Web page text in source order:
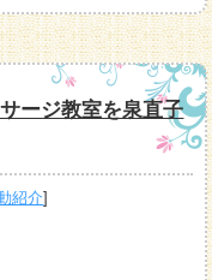
ージ教室を泉直子
紹介]